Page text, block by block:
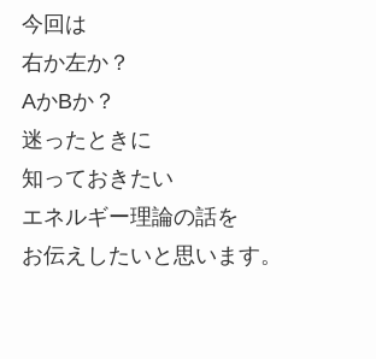
今回は
右か左か？
AかBか？
迷ったときに
知っておきたい
エネルギー理論の話を
お伝えしたいと思います。